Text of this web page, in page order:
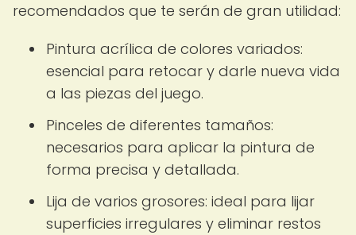
recomendados que te serán de gran utilidad:
Pintura acrílica de colores variados:
esencial para retocar y darle nueva vida
a las piezas del juego.
Pinceles de diferentes tamaños:
necesarios para aplicar la pintura de
forma precisa y detallada.
Lija de varios grosores: ideal para lijar
superficies irregulares y eliminar restos